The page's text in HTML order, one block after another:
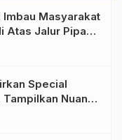
Imbau Masyarakat
Atas Jalur Pipa
Bersama
Special
Nuansa
Skena